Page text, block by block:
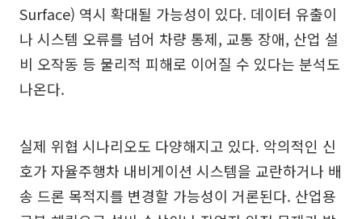
Surface) 역시 확대될 가능성이 있다. 데이터 유출이
나 시스템 오류를 넘어 차량 통제, 교통 장애, 산업 설
비 오작동 등 물리적 피해로 이어질 수 있다는 분석도
나온다.
실제 위협 시나리오도 다양해지고 있다. 악의적인 신
호가 자율주행차 내비게이션 시스템을 교란하거나 배
송 드론 목적지를 변경할 가능성이 거론된다. 산업용